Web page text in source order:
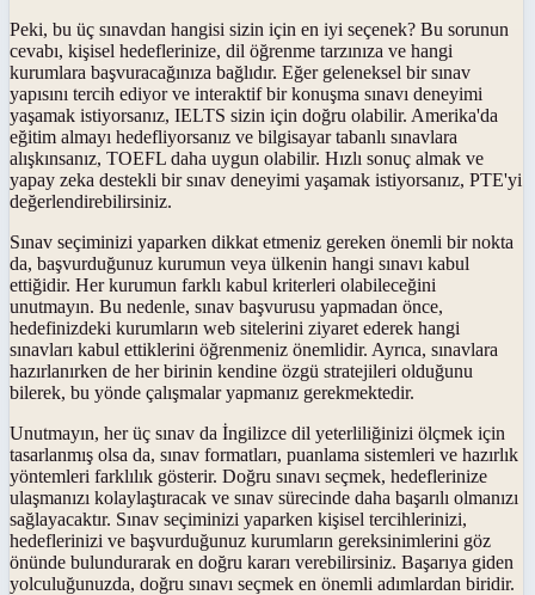
Peki, bu üç sınavdan hangisi sizin için en iyi seçenek? Bu sorunun
cevabı, kişisel hedeflerinize, dil öğrenme tarzınıza ve hangi
kurumlara başvuracağınıza bağlıdır. Eğer geleneksel bir sınav
yapısını tercih ediyor ve interaktif bir konuşma sınavı deneyimi
yaşamak istiyorsanız, IELTS sizin için doğru olabilir. Amerika'da
eğitim almayı hedefliyorsanız ve bilgisayar tabanlı sınavlara
alışkınsanız, TOEFL daha uygun olabilir. Hızlı sonuç almak ve
yapay zeka destekli bir sınav deneyimi yaşamak istiyorsanız, PTE'yi
değerlendirebilirsiniz.
Sınav seçiminizi yaparken dikkat etmeniz gereken önemli bir nokta
da, başvurduğunuz kurumun veya ülkenin hangi sınavı kabul
ettiğidir. Her kurumun farklı kabul kriterleri olabileceğini
unutmayın. Bu nedenle, sınav başvurusu yapmadan önce,
hedefinizdeki kurumların web sitelerini ziyaret ederek hangi
sınavları kabul ettiklerini öğrenmeniz önemlidir. Ayrıca, sınavlara
hazırlanırken de her birinin kendine özgü stratejileri olduğunu
bilerek, bu yönde çalışmalar yapmanız gerekmektedir.
Unutmayın, her üç sınav da İngilizce dil yeterliliğinizi ölçmek için
tasarlanmış olsa da, sınav formatları, puanlama sistemleri ve hazırlık
yöntemleri farklılık gösterir. Doğru sınavı seçmek, hedeflerinize
ulaşmanızı kolaylaştıracak ve sınav sürecinde daha başarılı olmanızı
sağlayacaktır. Sınav seçiminizi yaparken kişisel tercihlerinizi,
hedeflerinizi ve başvurduğunuz kurumların gereksinimlerini göz
önünde bulundurarak en doğru kararı verebilirsiniz. Başarıya giden
yolculuğunuzda, doğru sınavı seçmek en önemli adımlardan biridir.